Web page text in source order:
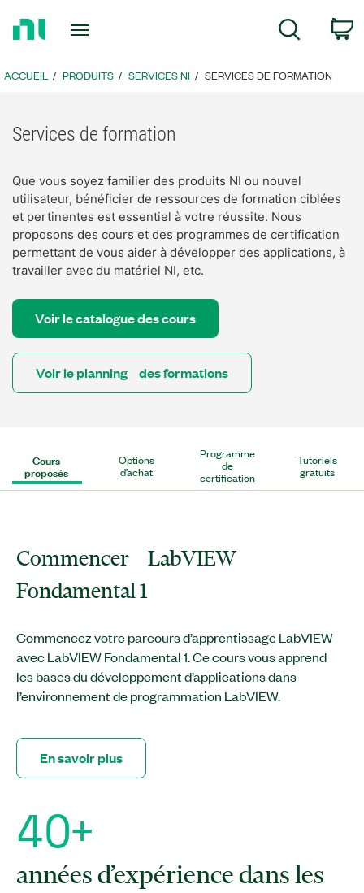
Rechercher
ACCUEIL PRODUITS SERVICES NI SERVICES DE FORMATION
Services de formation
Que vous soyez familier des produits NI ou nouvel
utilisateur, bénéficier de ressources de formation ciblées
et pertinentes est essentiel à votre réussite. Nous
proposons des cours et des programmes de certification
permettant de vous aider à développer des applications, à
travailler avec du matériel NI, etc.
Voir le catalogue des cours
Voir le planning des formations
Cours
proposés
Options
d’achat
Programme
de
certification
Tutoriels
gratuits
Commencer LabVIEW
Fondamental 1
Commencez votre parcours d’apprentissage LabVIEW
avec LabVIEW Fondamental 1. Ce cours vous apprend
les bases du développement d’applications dans
l’environnement de programmation LabVIEW.
En savoir plus
4O+
années d’expérience dans les